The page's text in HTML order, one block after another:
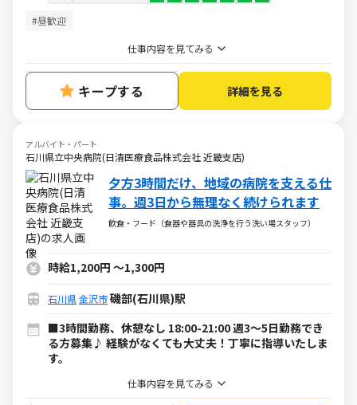
#昼歓迎
仕事内容を見てみる
キープする 詳細を見る
アルバイト・パート
石川県立中央病院(日清医療食品株式会社 近畿支店)
夕方3時間だけ、地域の病院を支える仕
事。週3日から無理なく続けられます
飲食・フード（食器や器具の洗浄を行う洗い場スタッフ）
時給1,200円 ～1,300円
石川県金沢市磯部(石川県)駅
■3時間勤務、休憩なし 18:00-21:00 週3～5日勤務でき
る方募集♪ 経験がなくても大丈夫！丁寧に指導いたしま
す。
仕事内容を見てみる